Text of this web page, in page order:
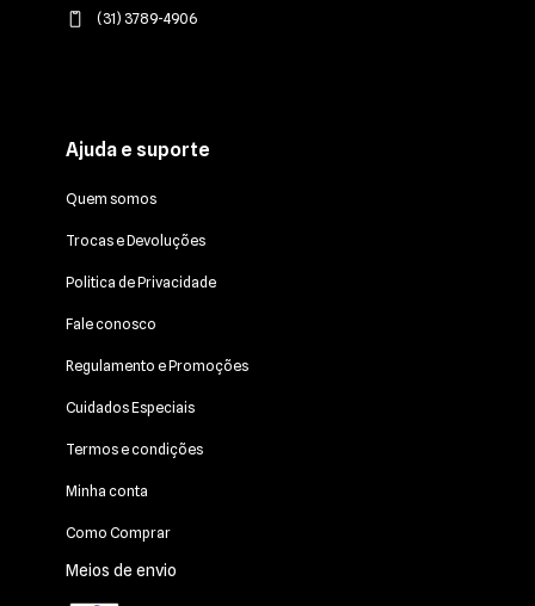
(31) 3789-4906
Ajuda e suporte
Quem somos
Trocas e Devoluções
Politica de Privacidade
Fale conosco
Regulamento e Promoções
Cuidados Especiais
Termos e condições
Minha conta
Como Comprar
Meios de envio